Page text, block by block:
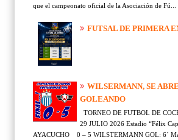
que el campeonato oficial de la Asociación de Fú...
FUTSAL DE PRIMERA
WILSERMANN, SE
GOLEANDO
TORNEO DE FUTBOL DE
29 JULIO 2026 Estadio “Félix
AYACUCHO 0 – 5 WILSTERMANN GOL: 6´